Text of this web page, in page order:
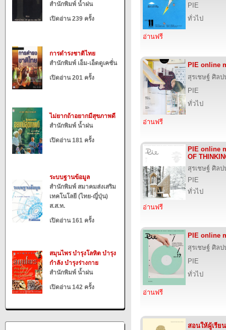
สำนักพิมพ์ น้ำฝน
เปิดอ่าน 239 ครั้ง
การดำรงชาติไทย
สำนักพิมพ์ เอ็ม-เอ็ดดูเคชั่น
เปิดอ่าน 201 ครั้ง
ไม่ยากถ้าอยากมีสุขภาพดี
สำนักพิมพ์ น้ำฝน
เปิดอ่าน 181 ครั้ง
ระบบฐานข้อมูล
สำนักพิมพ์ สมาคมส่งเสริม
เทคโนโลยี (ไทย-ญี่ปุ่น)
ส.ส.ท.
เปิดอ่าน 161 ครั้ง
สมุนไพร บำรุงโลหิต บำรุง
กำลัง บำรุงร่างกาย
สำนักพิมพ์ น้ำฝน
เปิดอ่าน 142 ครั้ง
PIE
ทั่วไป
อ่านฟรี
PIE online
สุรเชษฐ์ ศิลป
PIE
ทั่วไป
อ่านฟรี
PIE online
OF
สุรเชษฐ์ ศิลป
PIE
ทั่วไป
อ่านฟรี
PIE online
สุรเชษฐ์ ศิลป
PIE
ทั่วไป
อ่านฟรี
สอนให้ผู้เรีย